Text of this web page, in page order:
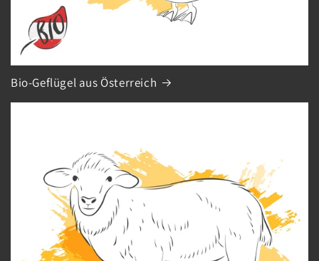
Bio-Geflügel aus Österreich